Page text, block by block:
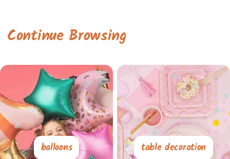
Continue Browsing
balloons table decoration